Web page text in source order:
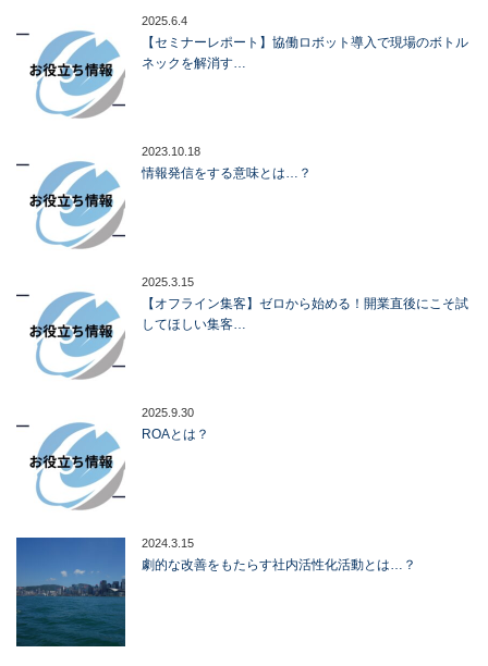
2025.6.4
【セミナーレポート】協働ロボット導入で現場のボトル
ネックを解消す…
2023.10.18
情報発信をする意味とは…？
2025.3.15
【オフライン集客】ゼロから始める！開業直後にこそ試
してほしい集客…
2025.9.30
ROAとは？
2024.3.15
劇的な改善をもたらす社内活性化活動とは…？